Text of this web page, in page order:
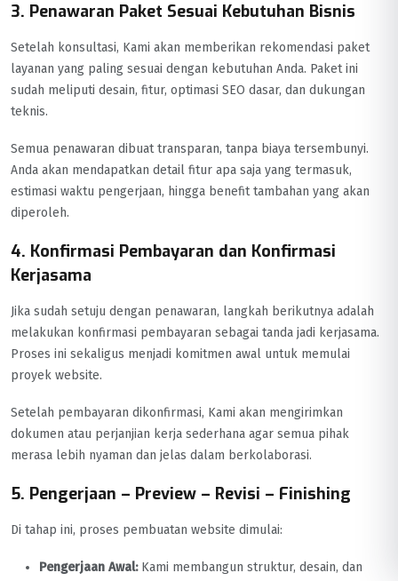
3. Penawaran Paket Sesuai Kebutuhan Bisnis
Setelah konsultasi, Kami akan memberikan rekomendasi paket
layanan yang paling sesuai dengan kebutuhan Anda. Paket ini
sudah meliputi desain, fitur, optimasi SEO dasar, dan dukungan
teknis.
Semua penawaran dibuat transparan, tanpa biaya tersembunyi.
Anda akan mendapatkan detail fitur apa saja yang termasuk,
estimasi waktu pengerjaan, hingga benefit tambahan yang akan
diperoleh.
4. Konfirmasi Pembayaran dan Konfirmasi
Kerjasama
Jika sudah setuju dengan penawaran, langkah berikutnya adalah
melakukan konfirmasi pembayaran sebagai tanda jadi kerjasama.
Proses ini sekaligus menjadi komitmen awal untuk memulai
proyek website.
Setelah pembayaran dikonfirmasi, Kami akan mengirimkan
dokumen atau perjanjian kerja sederhana agar semua pihak
merasa lebih nyaman dan jelas dalam berkolaborasi.
5. Pengerjaan – Preview – Revisi – Finishing
Di tahap ini, proses pembuatan website dimulai:
Pengerjaan Awal:Kami membangun struktur, desain, dan